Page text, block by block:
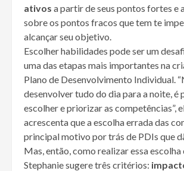
ativos a partir de seus pontos fortes e
sobre os pontos fracos que tem te
alcançar seu objetivo.
Escolher habilidades pode ser um
uma das etapas mais importantes na
Plano de Desenvolvimento Individual.
desenvolver tudo do dia para a noite, é
escolher e priorizar as competências”,
acrescenta que a escolha errada das
principal motivo por trás de PDIs que
Mas, então, como realizar essa
Stephanie sugere três critérios: